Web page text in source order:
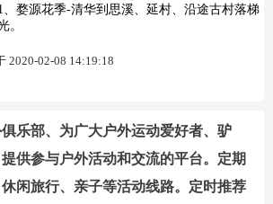
、婺源花季-清华到思溪、延村、沿途古村落梯
。
2020-02-08 14:19:18
乐部、为广大户外运动爱好者、驴
供参与户外活动和交流的平台。定期
闲旅行、亲子等活动线路。定时推荐